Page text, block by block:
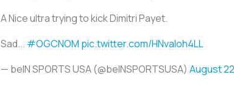
A Nice ultra trying to kick Dimitri Payet.
Sad... #OGCNOM pic.twitter.com/HNvaIoh4LL
— beIN SPORTS USA (@beINSPORTSUSA) August